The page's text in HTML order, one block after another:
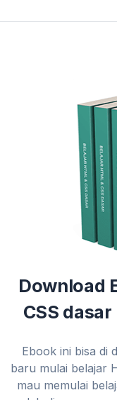
Download
CSS
Ebook ini bisa di
baru mulai belajar
mau memulai